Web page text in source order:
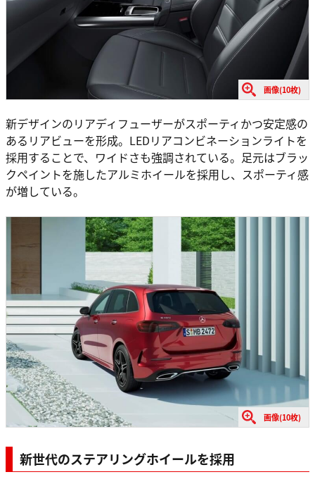
画像(10枚)
新デザインのリアディフューザーがスポーティかつ安定感の
あるリアビューを形成。LEDリアコンビネーションライトを
採用することで、ワイドさも強調されている。足元はブラッ
クペイントを施したアルミホイールを採用し、スポーティ感
が増している。
画像(10枚)
新世代のステアリングホイールを採用